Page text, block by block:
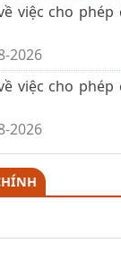
việc cho
2026
việc cho
2026